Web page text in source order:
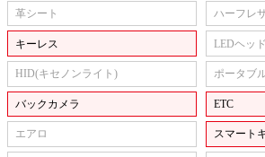
革シート ハーフレ
キーレス LEDヘッ
HID(キセノンライト) ポータブ
バックカメラ ETC
エアロ スマート